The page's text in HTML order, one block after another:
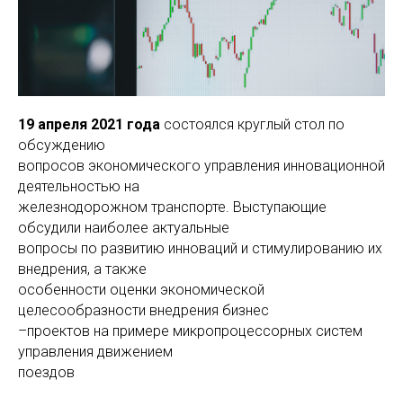
19 апреля 2021 года состоялся круглый стол по
обсуждению
вопросов экономического управления инновационной
деятельностью на
железнодорожном транспорте. Выступающие
обсудили наиболее актуальные
вопросы по развитию инноваций и стимулированию их
внедрения, а также
особенности оценки экономической
целесообразности внедрения бизнес
–проектов на примере микропроцессорных систем
управления движением
поездов